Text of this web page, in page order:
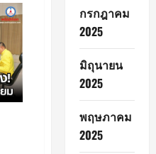
กรกฎาคม
2025
มิถุนายน
2025
พฤษภาคม
2025